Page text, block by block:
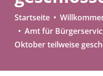
Startseite
Amt für
Oktober teilweise